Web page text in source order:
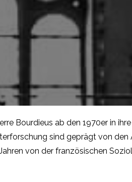
Bourdieus ab den 1970er in
sind geprägt von
von der französischen